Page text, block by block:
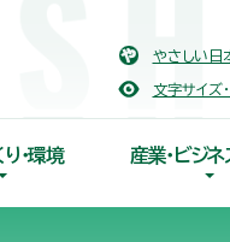
やさしい日
文字サイズ
・環境 産業・ビジネ